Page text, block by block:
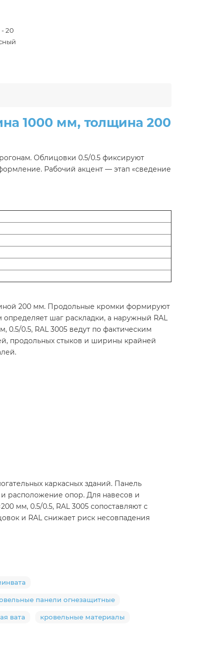
20
1000 мм, толщина 200
Облицовки 0.5/0.5 фиксируют
Рабочий акцент — этап «сведение
200 мм. Продольные кромки формируют
шаг раскладки, а наружный RAL
0.5/0.5, RAL 3005 ведут по фактическим
продольных стыков и ширины крайней
каркасных зданий. Панель
расположение опор. Для навесов и
мм, 0.5/0.5, RAL 3005 сопоставляют с
и RAL снижает риск несовпадения
панели огнезащитные
вата кровельные материалы